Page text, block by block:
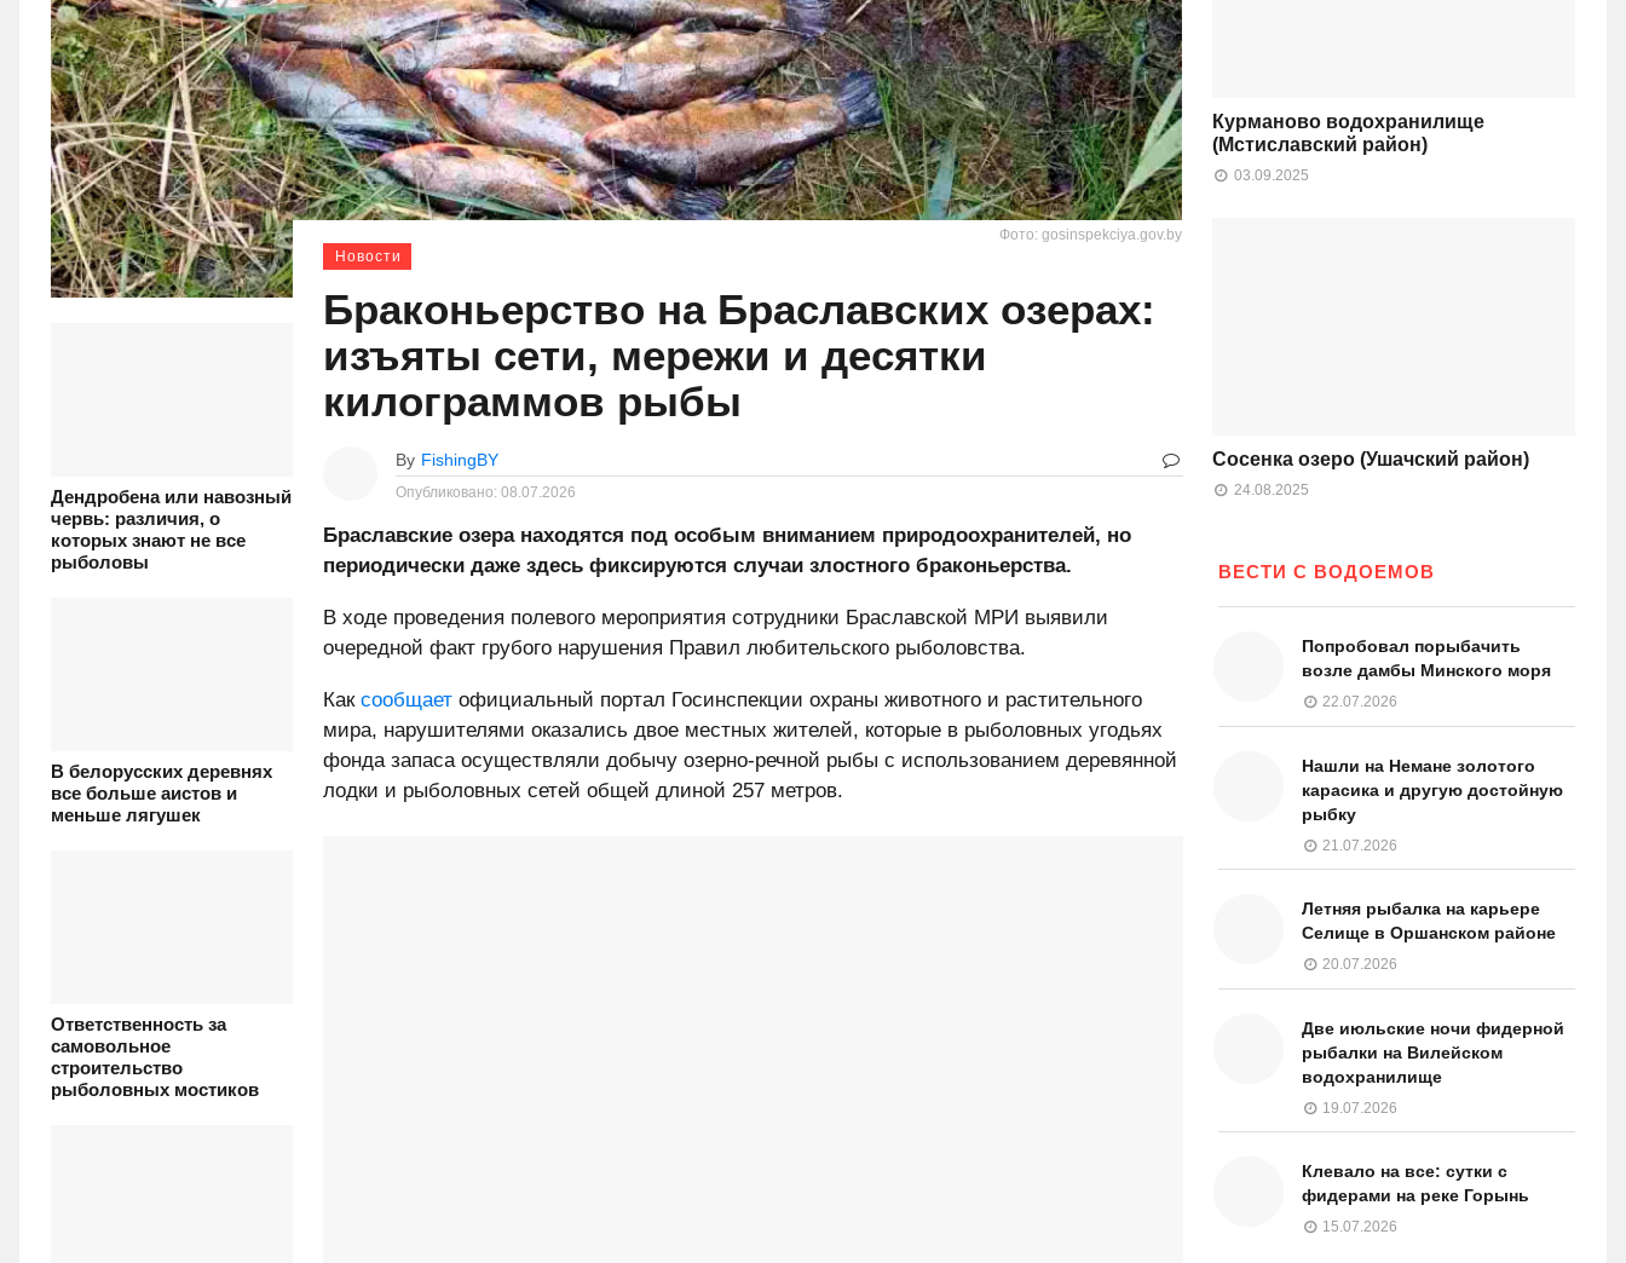
Фото: gosinspekciya.gov.by
Дендробена или навозный
червь: различия, о
которых знают не все
рыболовы
В белорусских деревнях
все больше аистов и
меньше лягушек
Ответственность за
самовольное
строительство
рыболовных мостиков
Новости
Браконьерство на Браславских озерах:
изъяты сети, мережи и десятки
килограммов рыбы
By FishingBY
Опубликовано: 08.07.2026
Браславские озера находятся под особым вниманием природоохранителей, но
периодически даже здесь фиксируются случаи злостного браконьерства.
В ходе проведения полевого мероприятия сотрудники Браславской МРИ выявили
очередной факт грубого нарушения Правил любительского рыболовства.
Как сообщает официальный портал Госинспекции охраны животного и растительного
мира, нарушителями оказались двое местных жителей, которые в рыболовных угодьях
фонда запаса осуществляли добычу озерно-речной рыбы с использованием деревянной
лодки и рыболовных сетей общей длиной 257 метров.
Курманово водохранилище
(Мстиславский район)
03.09.2025
Сосенка озеро (Ушачский район)
24.08.2025
ВЕСТИ С ВОДОЕМОВ
Попробовал порыбачить
возле дамбы Минского моря
22.07.2026
Нашли на Немане золотого
карасика и другую достойную
рыбку
21.07.2026
Летняя рыбалка на карьере
Селище в Оршанском районе
20.07.2026
Две июльские ночи фидерной
рыбалки на Вилейском
водохранилище
19.07.2026
Клевало на все: сутки с
фидерами на реке Горынь
15.07.2026